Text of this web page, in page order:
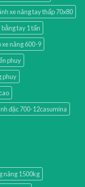
xe nâng tay thấp 70x80
tay 1 tấn
xe nâng 600-9
phuy
phuy
đặc 700-12casumina
nâng 1500kg